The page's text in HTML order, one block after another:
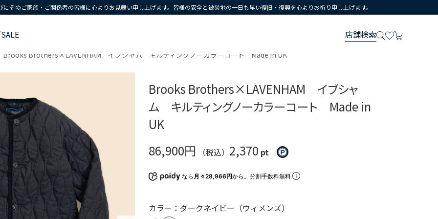
そのご家族・ご関係者の皆様に心よりお見舞い申し上げます。皆様の安全と被災地の一日も早い復旧・復興を心よりお祈り申し上げます。
SALE 店舗検索
Brooks Brothers×LAVENHAM イブシャム キルティングノーカラーコート Made in UK
Brooks Brothers×LAVENHAM イブシャ
ム キルティングノーカラーコート Made in
UK
86,900円
（税込） 2,370 pt
なら 月々28,966円から。分割手数料無料
カラー：ダークネイビー（ウィメンズ）